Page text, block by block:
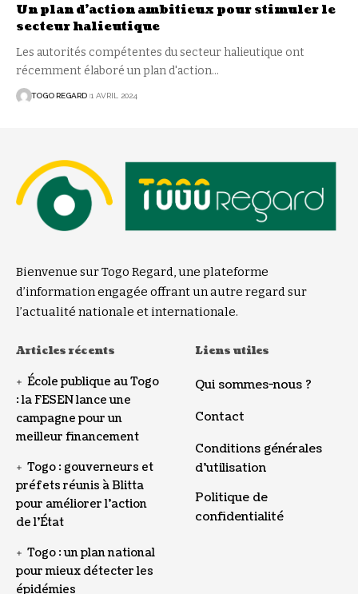
Un plan d’action ambitieux pour stimuler le
secteur halieutique
Les autorités compétentes du secteur halieutique ont
récemment élaboré un plan d'action…
TOGO REGARD 1 AVRIL 2024
Bienvenue sur Togo Regard, une plateforme
d’information engagée offrant un autre regard sur
l’actualité nationale et internationale.
Articles récents
École publique au Togo
: la FESEN lance une
campagne pour un
meilleur financement
Togo : gouverneurs et
préfets réunis à Blitta
pour améliorer l’action
de l’État
Togo : un plan national
pour mieux détecter les
épidémies
Liens utiles
Qui sommes-nous ?
Contact
Conditions générales
d’utilisation
Politique de
confidentialité